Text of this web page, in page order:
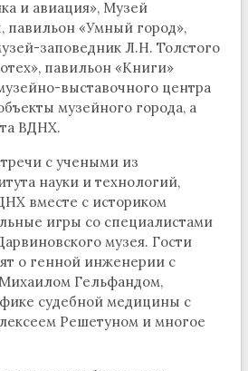
и авиация», Музей
павильон «Умный город»,
заповедник Л.Н. Толстого
павильон «Книги»
выставочного центра
музейного города, а
ВДНХ.
с учеными из
науки и технологий,
вместе с историком
игры со специалистами
музея. Гости
о генной инженерии с
Гельфандом,
судебной медицины с
Решетуном и многое